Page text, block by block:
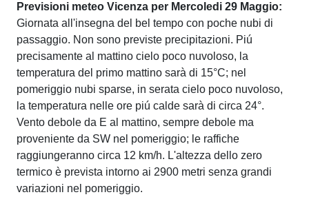
Previsioni meteo Vicenza per Mercoledi 29 Maggio:
Giornata all'insegna del bel tempo con poche nubi di
passaggio. Non sono previste precipitazioni. Piú
precisamente al mattino cielo poco nuvoloso, la
temperatura del primo mattino sarà di 15°C; nel
pomeriggio nubi sparse, in serata cielo poco nuvoloso,
la temperatura nelle ore piú calde sarà di circa 24°.
Vento debole da E al mattino, sempre debole ma
proveniente da SW nel pomeriggio; le raffiche
raggiungeranno circa 12 km/h. L'altezza dello zero
termico è prevista intorno ai 2900 metri senza grandi
variazioni nel pomeriggio.